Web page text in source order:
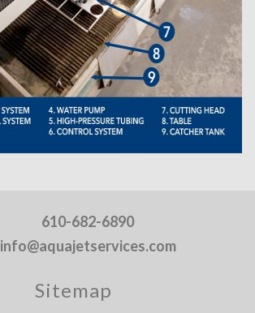
610-682-6890
info@aquajetservices.com
Sitemap